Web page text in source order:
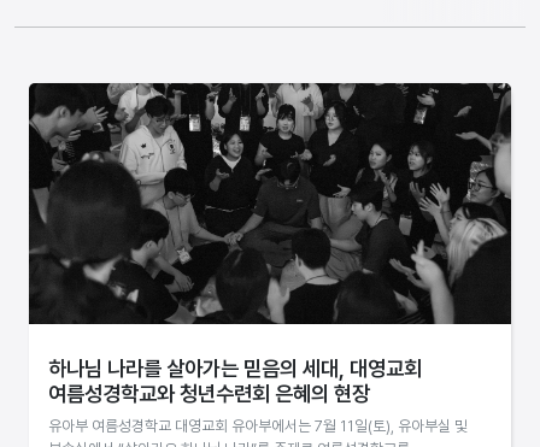
하나님 나라를 살아가는 믿음의 세대, 대영교회
여름성경학교와 청년수련회 은혜의 현장
유아부 여름성경학교 대영교회 유아부에서는 7월 11일(토), 유아부실 및